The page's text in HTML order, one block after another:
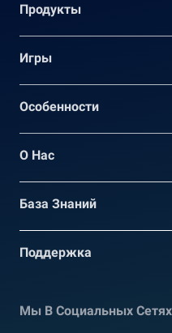
Продукты
Игры
Oсобенности
О Нас
База Знаний
Поддержка
Мы В Социальных Сетях